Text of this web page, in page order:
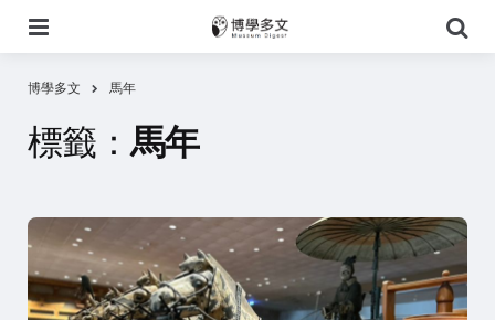
尋
博學多文 馬年
標籤： 馬年